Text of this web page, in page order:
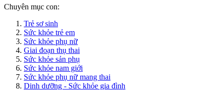
Sức khỏe phụ nữ
Sức khỏe sản phụ
Sức khỏe nam giới
Sức khỏe phụ nữ mang thai
Dinh dưỡng - Sức khỏe gia đình
Chủ đề
6K